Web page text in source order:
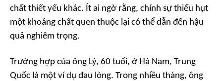
chất thiết yếu khác. Ít ai ngờ rằng, chính sự thiếu hụt
một khoáng chất quen thuộc lại có thể dẫn đến hậu
quả nghiêm trọng.
Trường hợp của ông Lý, 60 tuổi, ở Hà Nam, Trung
Quốc là một ví dụ đau lòng. Trong nhiều tháng, ông